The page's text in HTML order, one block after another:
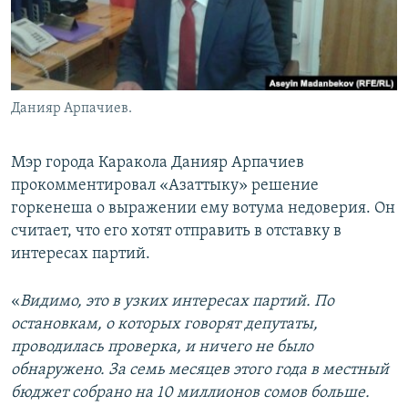
Данияр Арпачиев.
Мэр города Каракола Данияр Арпачиев
прокомментировал «Азаттыку» решение
горкенеша о выражении ему вотума недоверия. Он
считает, что его хотят отправить в отставку в
интересах партий.
«Видимо, это в узких интересах партий. По
остановкам, о которых говорят депутаты,
проводилась проверка, и ничего не было
обнаружено. За семь месяцев этого года в местный
бюджет собрано на 10 миллионов сомов больше.